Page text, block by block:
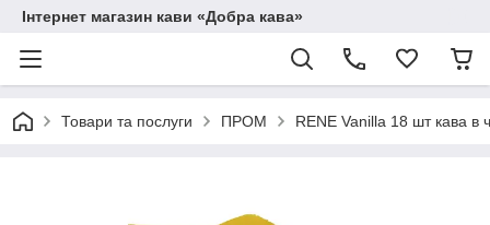
Інтернет магазин кави «Добра кава»
Товари та послуги ПРОМ RENE Vanilla 18 шт кава в